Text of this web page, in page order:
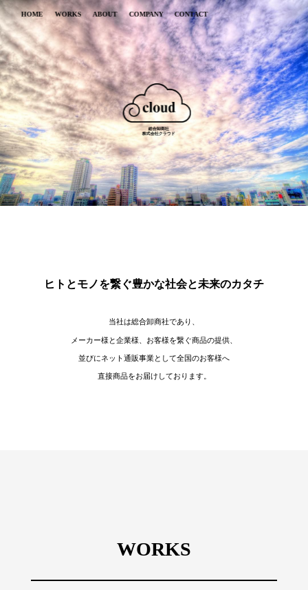
HOME WORKS ABOUT COMPANY CONTACT
総合卸商社
株式会社クラウド
ヒトとモノを繋ぐ豊かな社会と未来のカタチ
当社は総合卸商社であり、
メーカー様と企業様、お客様を繋ぐ商品の提供、
並びにネット通販事業として全国のお客様へ
直接商品をお届けしております。
WORKS